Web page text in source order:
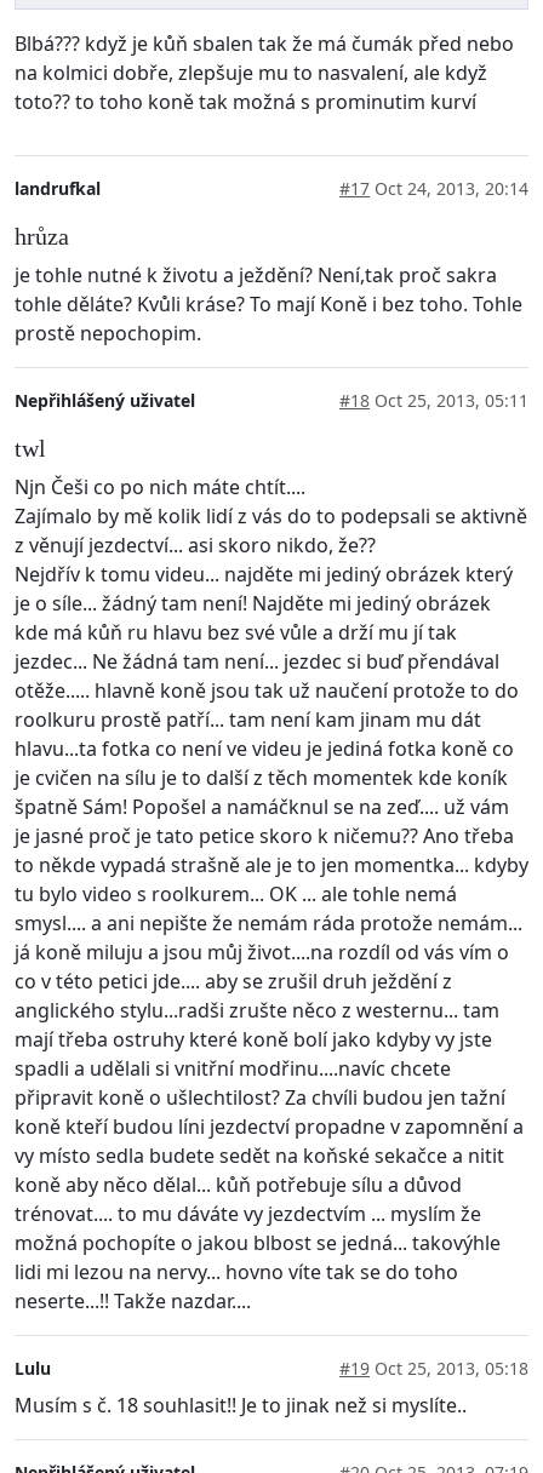
Blbá??? když je kůň sbalen tak že má čumák před nebo
na kolmici dobře, zlepšuje mu to nasvalení, ale když
toto?? to toho koně tak možná s prominutim kurví
landrufkal #17 Oct 24, 2013, 20:14
hrůza
je tohle nutné k životu a ježdění? Není,tak proč sakra
tohle děláte? Kvůli kráse? To mají Koně i bez toho. Tohle
prostě nepochopim.
Nepřihlášený uživatel #18 Oct 25, 2013, 05:11
twl
Njn Češi co po nich máte chtít....
Zajímalo by mě kolik lidí z vás do to podepsali se aktivně
z věnují jezdectví... asi skoro nikdo, že??
Nejdřív k tomu videu... najděte mi jediný obrázek který
je o síle... žádný tam není! Najděte mi jediný obrázek
kde má kůň ru hlavu bez své vůle a drží mu jí tak
jezdec... Ne žádná tam není... jezdec si buď přendával
otěže..... hlavně koně jsou tak už naučení protože to do
roolkuru prostě patří... tam není kam jinam mu dát
hlavu...ta fotka co není ve videu je jediná fotka koně co
je cvičen na sílu je to další z těch momentek kde koník
špatně Sám! Popošel a namáčknul se na zeď.... už vám
je jasné proč je tato petice skoro k ničemu?? Ano třeba
to někde vypadá strašně ale je to jen momentka... kdyby
tu bylo video s roolkurem... OK ... ale tohle nemá
smysl.... a ani nepište že nemám ráda protože nemám...
já koně miluju a jsou můj život....na rozdíl od vás vím o
co v této petici jde.... aby se zrušil druh ježdění z
anglického stylu...radši zrušte něco z westernu... tam
mají třeba ostruhy které koně bolí jako kdyby vy jste
spadli a udělali si vnitřní modřinu....navíc chcete
připravit koně o ušlechtilost? Za chvíli budou jen tažní
koně kteří budou líni jezdectví propadne v zapomnění a
vy místo sedla budete sedět na koňské sekačce a nitit
koně aby něco dělal... kůň potřebuje sílu a důvod
trénovat.... to mu dáváte vy jezdectvím ... myslím že
možná pochopíte o jakou blbost se jedná... takovýhle
lidi mi lezou na nervy... hovno víte tak se do toho
neserte...!! Takže nazdar....
Lulu #19 Oct 25, 2013, 05:18
Musím s č. 18 souhlasit!! Je to jinak než si myslíte..